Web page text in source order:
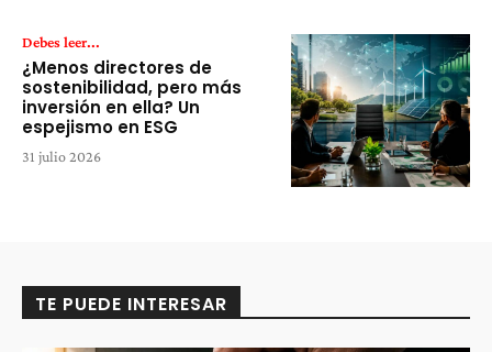
Debes leer...
¿Menos directores de
sostenibilidad, pero más
inversión en ella? Un
espejismo en ESG
31 julio 2026
TE PUEDE INTERESAR